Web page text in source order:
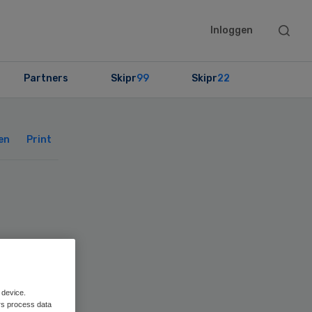
Inloggen
Search
Partners Skipr99 Skipr22
Print
process data